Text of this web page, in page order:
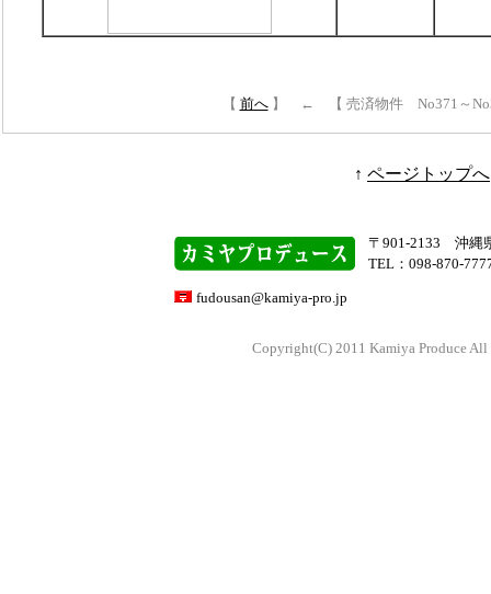
【 前へ】 ← 【 売済物件 No371～
↑ ページトップへ
〒901-2133 沖
TEL：098-870-
fudousan@kamiya-pro.jp
Copyright(C) 2011 Kamiya Produce All